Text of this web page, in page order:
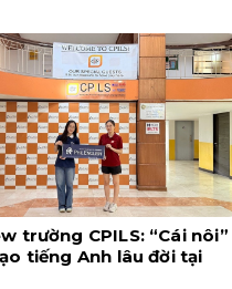
trường CPILS: “Cái nôi”
tiếng Anh lâu đời tại